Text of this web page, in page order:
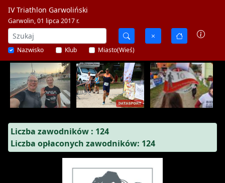
IV Triathlon Garwoliński
Garwolin, 01 lipca 2017 r.
Nazwisko Klub Miasto(Wieś)
Liczba zawodników : 124
Liczba opłaconych zawodników: 124